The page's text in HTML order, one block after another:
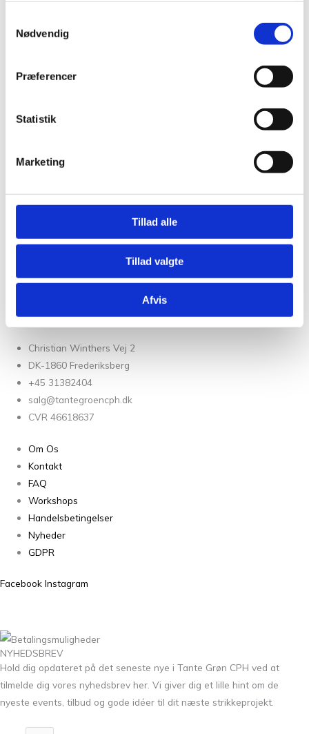
Nødvendig
Præferencer
Statistik
Marketing
Tillad alle
Tillad valgte
Afvis
Baby Yarn E0
Garn
Baby Yarn E7S
Tilføj til kurv
Baby Yarn E2S
Christian Winthers Vej 2
DK-1860 Frederiksberg
+45 31382404
salg@tantegroencph.dk
CVR 46618637
Om Os
Kontakt
FAQ
Workshops
Handelsbetingelser
Nyheder
GDPR
Facebook Instagram
NYHEDSBREV
Hold dig opdateret på det seneste nye i Tante Grøn CPH ved at
tilmelde dig vores nyhedsbrev her. Vi giver dig et lille hint om de
nyeste events, tilbud og gode idéer til dit næste strikkeprojekt.